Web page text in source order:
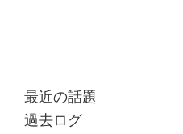
最近の話題
過去ログ